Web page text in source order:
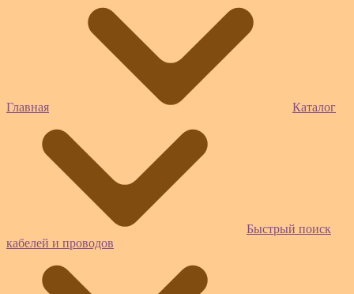
Главная Каталог
Быстрый поиск
кабелей и проводов